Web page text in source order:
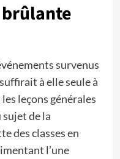
brûlante
survenus
à elle seule à
leçons générales
de la
des classes en
l’une